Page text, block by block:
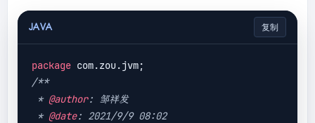
JAVA 复制
package
/**
* @author: 邹祥发
* @date: 2021/9/9 08:02